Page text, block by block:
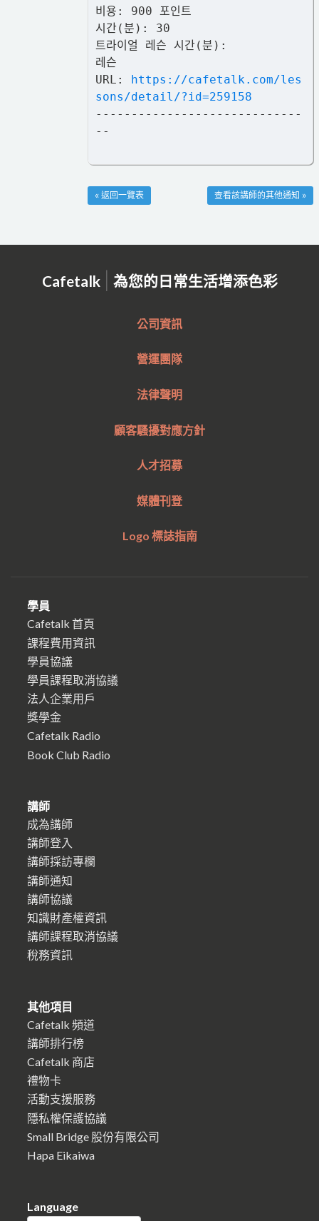
비용: 900 포인트
시간(분): 30
트라이얼 레슨 시간(분):
레슨
URL: https://cafetalk.com/les
sons/detail/?id=259158
-----------------------------
--
查看該講師的其他通知 »
« 返回一覽表
Cafetalk | 為您的日常生活增添色彩
公司資訊
營運團隊
法律聲明
顧客騷擾對應方針
人才招募
媒體刊登
Logo 標誌指南
學員
Cafetalk 首頁
課程費用資訊
學員協議
學員課程取消協議
法人企業用戶
獎學金
Cafetalk Radio
Book Club Radio
講師
成為講師
講師登入
講師採訪專欄
講師通知
講師協議
知識財產權資訊
講師課程取消協議
稅務資訊
其他項目
Cafetalk 頻道
講師排行榜
Cafetalk 商店
禮物卡
活動支援服務
隱私權保護協議
Small Bridge 股份有限公司
Hapa Eikaiwa
Language